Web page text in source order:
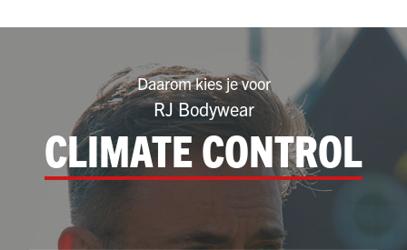
Daarom kies je voor
RJ Bodywear
CLIMATE CONTROL